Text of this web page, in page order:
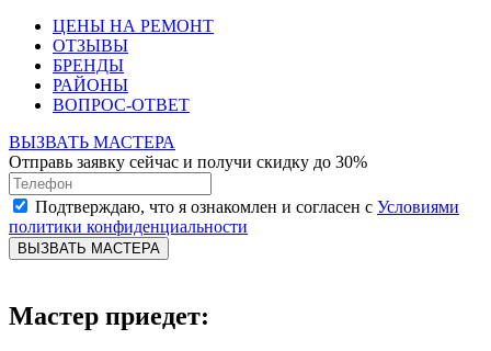
ЦЕНЫ НА РЕМОНТ
ОТЗЫВЫ
БРЕНДЫ
РАЙОНЫ
ВОПРОС-ОТВЕТ
ВЫЗВАТЬ МАСТЕРА
Отправь заявку сейчас и получи скидку до 30%
Подтверждаю, что я ознакомлен и согласен с Условиями
политики конфиденциальности
ВЫЗВАТЬ МАСТЕРА
Мастер приедет: